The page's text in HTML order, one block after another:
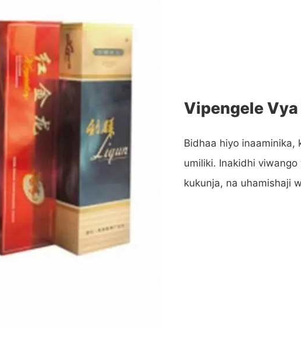
Vipengele Vya
Bidhaa hiyo inaaminika,
umiliki. Inakidhi
kukunja, na uhamishaji